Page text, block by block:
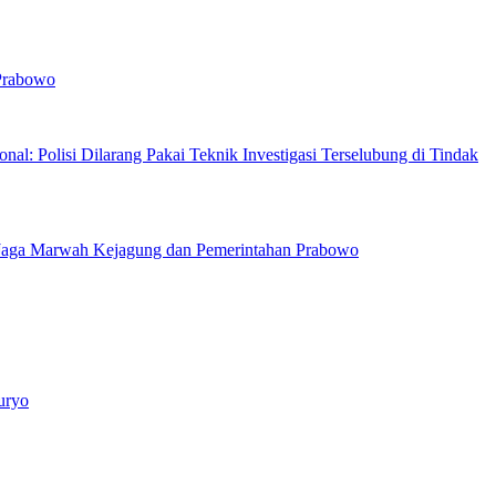
Polisi Dilarang Pakai Teknik Investigasi Terselubung di Tindak
Marwah Kejagung dan Pemerintahan Prabowo